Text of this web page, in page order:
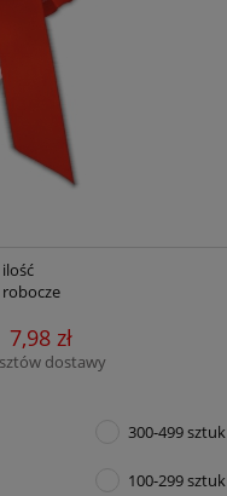
7,98 zł
dostawy
300-499 sztuk
100-299 sztuk